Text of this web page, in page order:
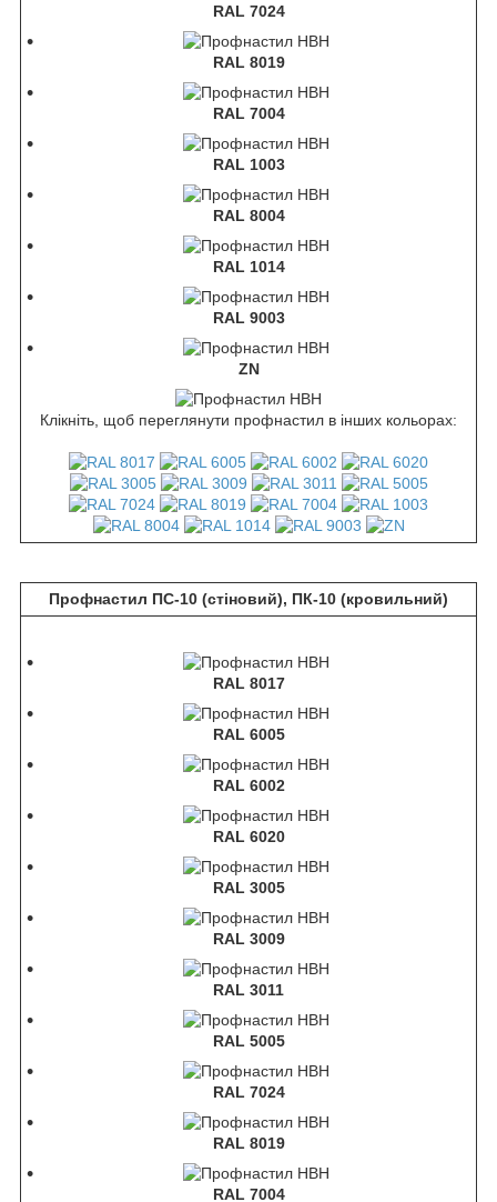
RAL 7024
RAL 8019
RAL 7004
RAL 1003
RAL 8004
RAL 1014
RAL 9003
ZN
Клікніть, щоб переглянути профнастил в інших кольорах:
Профнастил ПС-10 (стіновий), ПК-10 (кровильний)
RAL 8017
RAL 6005
RAL 6002
RAL 6020
RAL 3005
RAL 3009
RAL 3011
RAL 5005
RAL 7024
RAL 8019
RAL 7004